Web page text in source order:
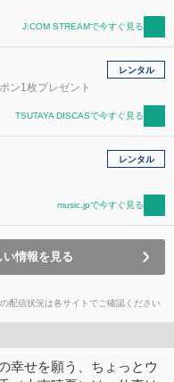
J:COM STREAMで今すぐ見る
ン1枚プレゼント
レンタル
TSUTAYA DISCASで今すぐ見る
レンタル
music.jpで今すぐ見る
情報を見る
配信状況は各サイトでご確認ください
幸せを願う、ちょっとウ